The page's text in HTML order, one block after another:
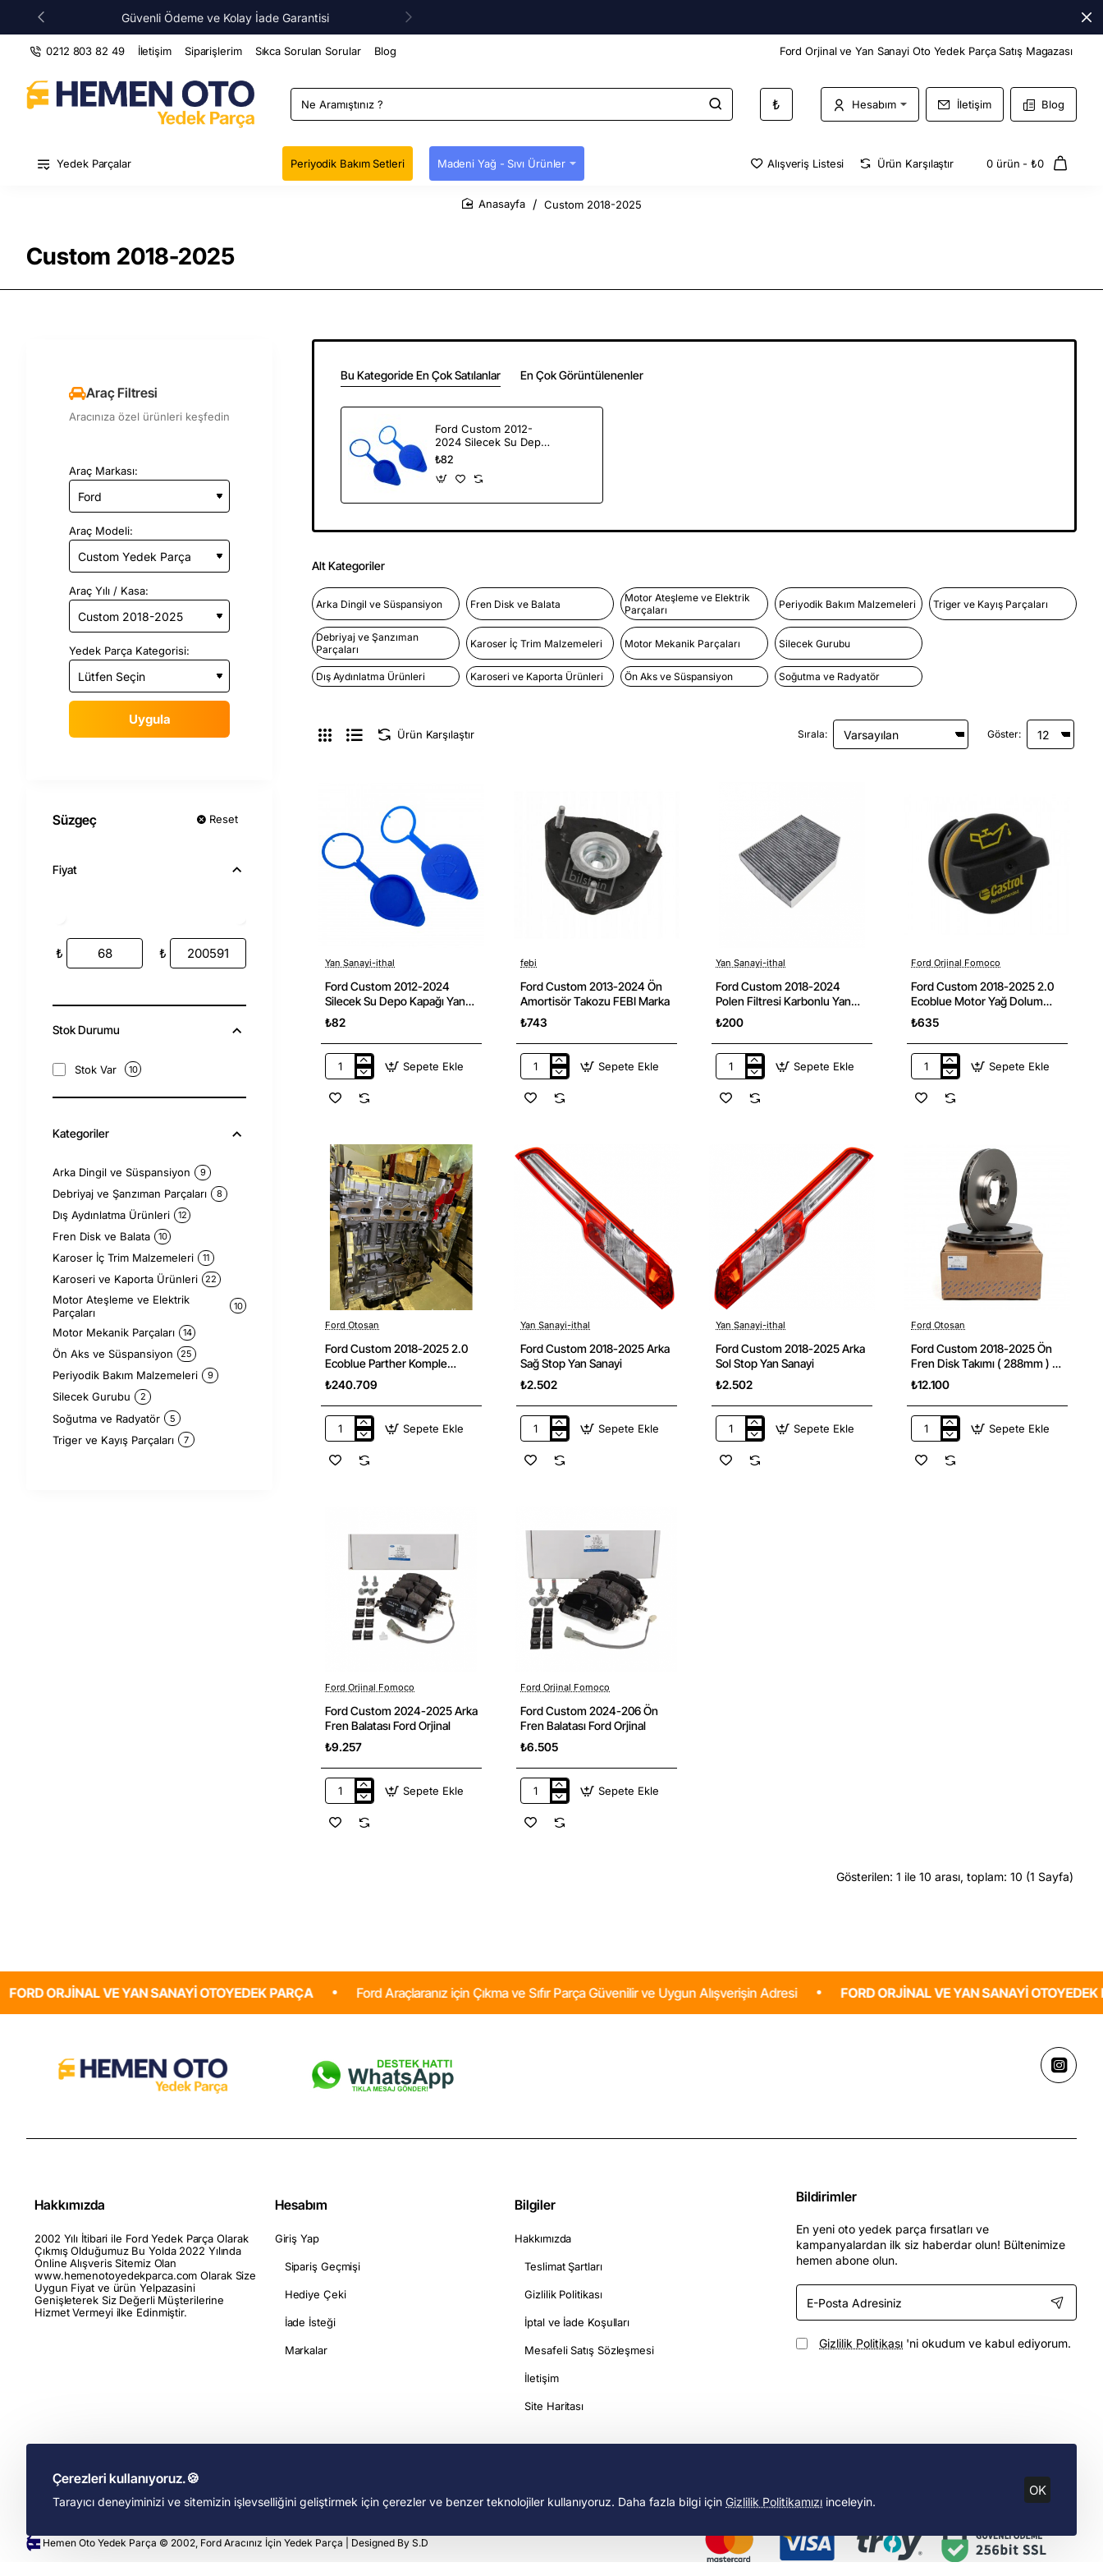
Çerezleri kullanıyoruz.🍪
Tarayıcı deneyiminizi ve sitemizin işlevselliğini geliştirmek için çerezler ve benzer teknolojiler kullanıyoruz. Daha fazla bilgi için Gizlilik Politikamızı inceleyin.
OK
Güvenli Ödeme ve Kolay İade Garantisi
0212 803 82 49 İletişim Siparişlerim Sıkca Sorulan Sorular Blog Ford Orjinal ve Yan Sanayi Oto Yedek Parça Satış Magazası
Ne
Aramıştınız
₺ Hesabım İletişim Blog
Yedek Parçalar Periyodik Bakım Setleri Madeni Yağ - Sıvı Ürünler Alışveriş Listesi Ürün Karşılaştır 0 ürün - ₺0
Custom 2018-2025
Custom 2018-2025
Araç Filtresi
Aracınıza özel ürünleri keşfedin
Araç Markası:
Araç Modeli:
Araç Yılı / Kasa:
Yedek Parça Kategorisi:
Uygula
Süzgeç Reset
Fiyat
₺ ₺
Stok Durumu
Stok Var 10
Kategoriler
Arka Dingil ve Süspansiyon 9
Debriyaj ve Şanzıman Parçaları 8
Dış Aydınlatma Ürünleri 12
Fren Disk ve Balata 10
Karoser İç Trim Malzemeleri 11
Karoseri ve Kaporta Ürünleri 22
Motor Ateşleme ve Elektrik
Parçaları
10
Motor Mekanik Parçaları 14
Ön Aks ve Süspansiyon 25
Periyodik Bakım Malzemeleri 9
Silecek Gurubu 2
Soğutma ve Radyatör 5
Triger ve Kayış Parçaları 7
Bu Kategoride En Çok Satılanlar En Çok Görüntülenenler
Ford Custom 2012-
2024 Silecek Su Depo
Kapağı Yan Sanayi
₺82
Alt Kategoriler
Arka Dingil ve Süspansiyon
Debriyaj ve Şanzıman
Parçaları
Dış Aydınlatma Ürünleri
Fren Disk ve Balata
Karoser İç Trim Malzemeleri
Karoseri ve Kaporta Ürünleri
Motor Ateşleme ve Elektrik
Parçaları
Motor Mekanik Parçaları
Ön Aks ve Süspansiyon
Periyodik Bakım Malzemeleri
Silecek Gurubu
Soğutma ve Radyatör
Triger ve Kayış Parçaları
Ürün Karşılaştır Sırala: Göster:
Yan Sanayi-ithal
Ford Custom 2012-2024
Silecek Su Depo Kapağı Yan
Sanayi
₺82
Ford
2012-
Depo
Kapağı
Yan
Sanayi
Sepete Ekle
febi
Ford Custom 2013-2024 Ön
Amortisör Takozu FEBI Marka
₺743
Ford
2013-
Takozu
FEBI
Marka
Sepete Ekle
Yan Sanayi-ithal
Ford Custom 2018-2024
Polen Filtresi Karbonlu Yan
Sanayi
₺200
Ford
2018-
Sepete Ekle
Ford Orjinal Fomoco
Ford Custom 2018-2025 2.0
Ecoblue Motor Yağ Dolum
Kapağı Ford Orjinal
₺635
Ford
2018-
Sepete Ekle
Ford Otosan
Ford Custom 2018-2025 2.0
Ecoblue Parther Komple
Servis Sandık Motor Ford
Orjinal Otosan
₺240.709
Ford
2018-
Servis
Sandık
Motor
Otosan
Sepete Ekle
Yan Sanayi-ithal
Ford Custom 2018-2025 Arka
Sağ Stop Yan Sanayi
₺2.502
Ford
2018-
Sanayi
Sepete Ekle
Yan Sanayi-ithal
Ford Custom 2018-2025 Arka
Sol Stop Yan Sanayi
₺2.502
Ford
2018-
Sepete Ekle
Ford Otosan
Ford Custom 2018-2025 Ön
Fren Disk Takımı ( 288mm ) 2
Adet Ford Orjinal
₺12.100
Ford
2018-
Sepete Ekle
Ford Orjinal Fomoco
Ford Custom 2024-2025 Arka
Fren Balatası Ford Orjinal
₺9.257
Ford
2024-
Sepete Ekle
Ford Orjinal Fomoco
Ford Custom 2024-206 Ön
Fren Balatası Ford Orjinal
₺6.505
Ford
2024-
Sepete Ekle
Gösterilen: 1 ile 10 arası, toplam: 10 (1 Sayfa)
VE YAN SANAYI OTOYEDEK PARÇA Ford Araçlaranız için Çıkma ve Sıfır Parça Güvenilir ve Uygun Alışverişin Adresi FORD ORJINAL VE YAN SANAYI OTOYEDEK PARÇA
Hakkımızda
2002 Yılı İtibari ile Ford Yedek Parça Olarak
Çıkmış Olduğumuz Bu Yolda 2022 Yılında
Online Alışveris Sitemiz Olan
www.hemenotoyedekparca.com Olarak Size
Uygun Fiyat ve ürün Yelpazasini
Genişleterek Siz Değerli Müşterilerine
Hizmet Vermeyi ilke Edinmiştir.
Hesabım
Giriş Yap
Sipariş Geçmişi
Hediye Çeki
İade İsteği
Markalar
Bilgiler
Hakkımızda
Teslimat Şartları
Gizlilik Politikası
İptal ve İade Koşulları
Mesafeli Satış Sözleşmesi
İletişim
Site Haritası
Bildirimler
En yeni oto yedek parça fırsatları ve
kampanyalardan ilk siz haberdar olun! Bültenimize
hemen abone olun.
E-
Posta
Adresiniz
Gizlilik Politikası 'ni okudum ve kabul ediyorum.
Hemen Oto Yedek Parça © 2002, Ford Aracınız İçin Yedek Parça | Designed By S.D